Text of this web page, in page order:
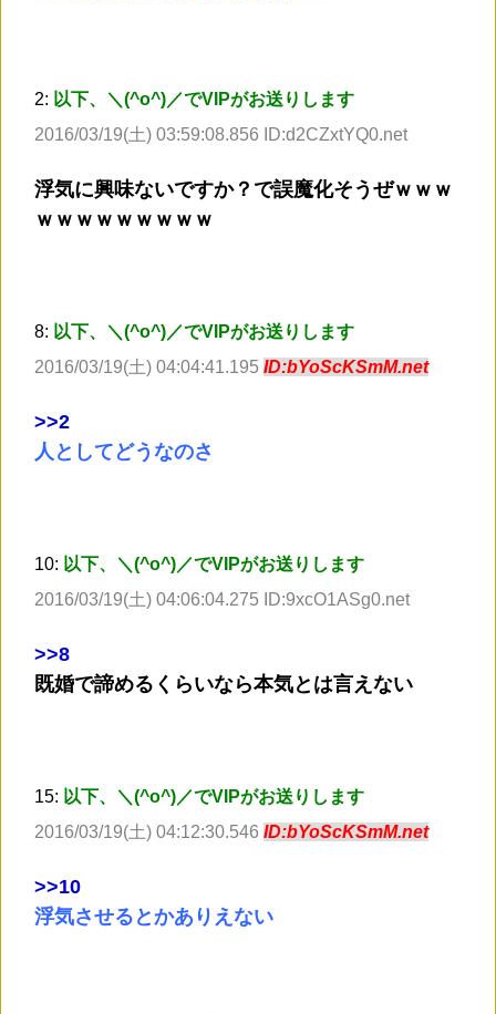
2: 以下、＼(^o^)／でVIPがお送りします
2016/03/19(土) 03:59:08.856 ID:d2CZxtYQ0.net
浮気に興味ないですか？で誤魔化そうぜｗｗｗ
ｗｗｗｗｗｗｗｗｗ
8: 以下、＼(^o^)／でVIPがお送りします
2016/03/19(土) 04:04:41.195 ID:bYoScKSmM.net
>>2
人としてどうなのさ
10: 以下、＼(^o^)／でVIPがお送りします
2016/03/19(土) 04:06:04.275 ID:9xcO1ASg0.net
>>8
既婚で諦めるくらいなら本気とは言えない
15: 以下、＼(^o^)／でVIPがお送りします
2016/03/19(土) 04:12:30.546 ID:bYoScKSmM.net
>>10
浮気させるとかありえない